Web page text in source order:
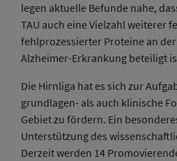
legen aktuelle Befunde nahe,
TAU auch eine Vielzahl weiterer
fehlprozessierter Proteine an
Alzheimer-Erkrankung beteiligt
Die Hirnliga hat es sich zur
grundlagen- als auch klinische
Gebiet zu fördern. Ein
Unterstützung des
Derzeit werden 14